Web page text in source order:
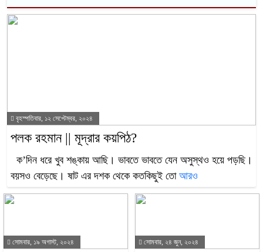
বৃহস্পতিবার, ১২ সেপ্টেম্বর, ২০২৪
পলক রহমান || মূদ্রার কয়পিঠ?
ক’দিন ধরে খুব শঙ্কায় আছি। ভাবতে ভাবতে যেন অসুস্থও হয়ে পড়ছি।
বয়সও বেড়েছে। ষাট এর দশক থেকে কতকিছুই তো আরও
সোমবার, ১৯ অগাস্ট, ২০২৪ সোমবার, ২৪ জুন, ২০২৪